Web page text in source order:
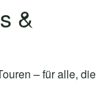
&
– für alle, die